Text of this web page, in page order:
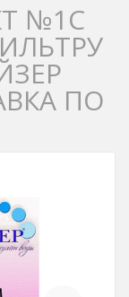
№1С
ПО